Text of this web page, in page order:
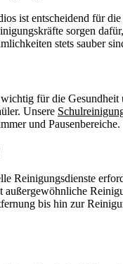
ist entscheidend für
sorgen
stets sauber
für die Gesundheit
Unsere
und Pausenbereiche.
Reinigungsdienste
außergewöhnliche
bis hin zur